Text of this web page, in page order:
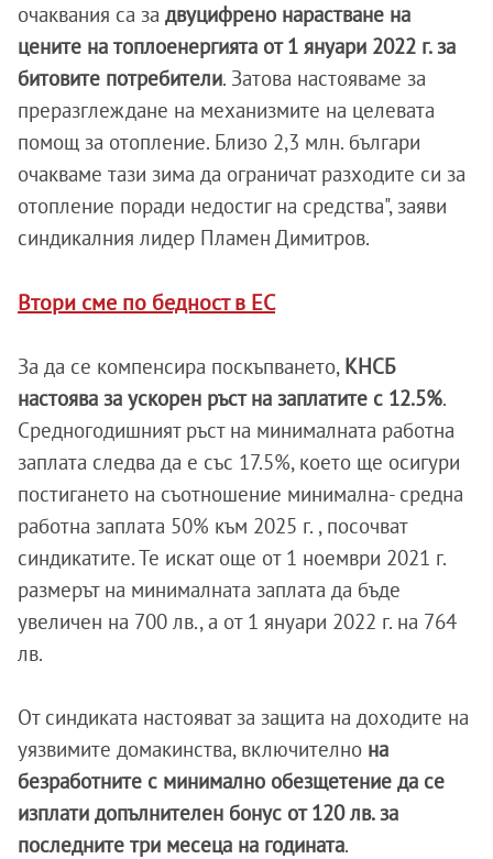
очаквания са за двуцифрено нарастване на
цените на топлоенергията от 1 януари 2022 г. за
битовите потребители. Затова настояваме за
преразглеждане на механизмите на целевата
помощ за отопление. Близо 2,3 млн. българи
очакваме тази зима да ограничат разходите си за
отопление поради недостиг на средства", заяви
синдикалния лидер Пламен Димитров.
Втори сме по бедност в ЕС
За да се компенсира поскъпването, КНСБ
настоява за ускорен ръст на заплатите с 12.5%.
Средногодишният ръст на минималната работна
заплата следва да е със 17.5%, което ще осигури
постигането на съотношение минимална- средна
работна заплата 50% към 2025 г. , посочват
синдикатите. Те искат още от 1 ноември 2021 г.
размерът на минималната заплата да бъде
увеличен на 700 лв., а от 1 януари 2022 г. на 764
лв.
От синдиката настояват за защита на доходите на
уязвимите домакинства, включително на
безработните с минимално обезщетение да се
изплати допълнителен бонус от 120 лв. за
последните три месеца на годината.